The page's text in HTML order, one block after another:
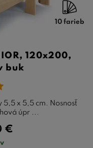
10 farieb
120x200,
buk
x 5,5 cm. Nosnosť
úpr ...
€